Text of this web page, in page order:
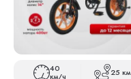
40
км/ч 25 км